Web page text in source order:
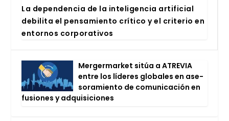
La depen­den­cia de la inte­li­gen­cia arti­fi­cial
debi­li­ta el pen­sa­mien­to crí­ti­co y el cri­te­rio en
entor­nos cor­po­ra­ti­vos
Mer­ger­mar­ket sitúa a ATRE­VIA
entre los líde­res glo­ba­les en ase­
so­ra­mien­to de comu­ni­ca­ción en
fusio­nes y adqui­si­cio­nes